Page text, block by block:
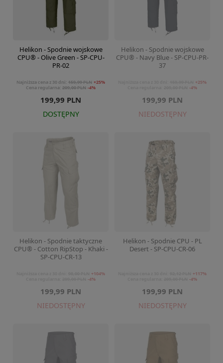
Helikon - Spodnie wojskowe
CPU® - Olive Green - SP-CPU-
PR-02
199,99 PLN
Najniższa cena z 30 dni: 159,99 PLN +25%
Cena regularna: 209,00 PLN -4%
DOSTĘPNY
Helikon - Spodnie wojskowe
CPU® - Navy Blue - SP-CPU-PR-
37
199,99 PLN
+25%
-4%
NIEDOSTĘPNY
Helikon - Spodnie taktyczne
CPU® - Cotton RipStop - Khaki -
SP-CPU-CR-13
199,99 PLN
+104%
-4%
NIEDOSTĘPNY
Helikon - Spodnie CPU - PL
Desert - SP-CPU-CR-06
199,99 PLN
+117%
-4%
NIEDOSTĘPNY